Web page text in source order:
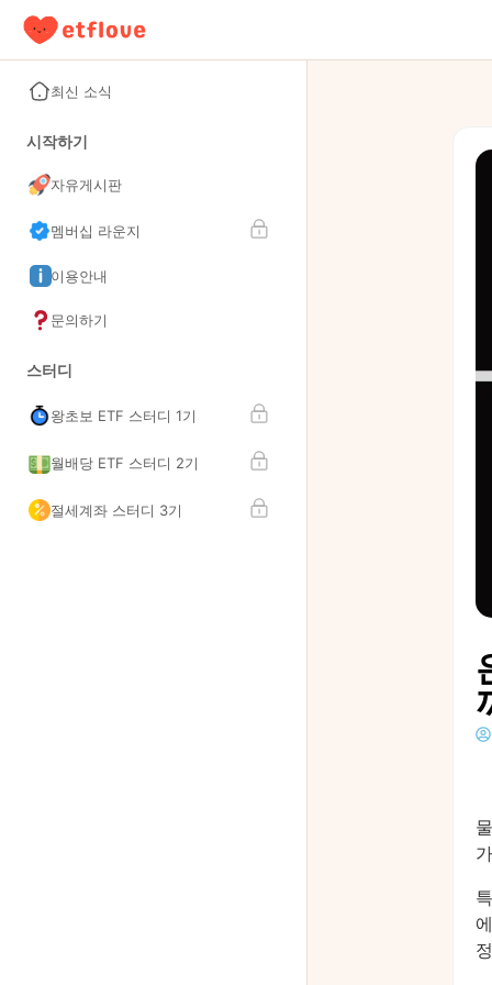
최신 소식
시작하기
자유게시판
멤버십 라운지
이용안내
문의하기
스터디
왕초보 ETF 스터디 1기
월배당 ETF 스터디 2기
절세계좌 스터디 3기